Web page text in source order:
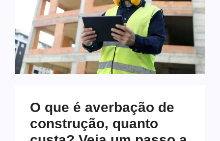
O que é averbação de
construção, quanto